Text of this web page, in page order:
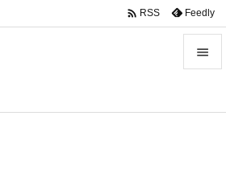

 RSS Feedly